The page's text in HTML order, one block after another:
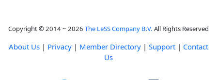
Copyright © 2014 ~ 2026 The LeSS Company B.V. All Rights Reserved
About Us | Privacy | Member Directory | Support | Contact
Us